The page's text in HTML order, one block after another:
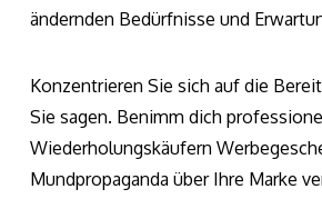
ändernden Bedürfnisse und
Konzentrieren Sie sich auf die
Sie sagen. Benimm dich
Wiederholungskäufern
Mundpropaganda über Ihre Marke